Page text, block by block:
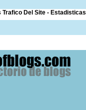
Trafico Del Site - Estadisticas